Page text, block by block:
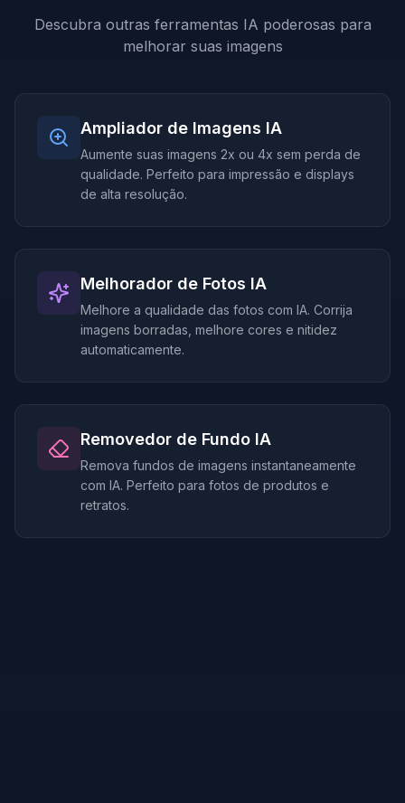
Descubra outras ferramentas IA poderosas para
melhorar suas imagens
Ampliador de Imagens IA
Aumente suas imagens 2x ou 4x sem perda de
qualidade. Perfeito para impressão e displays
de alta resolução.
Melhorador de Fotos IA
Melhore a qualidade das fotos com IA. Corrija
imagens borradas, melhore cores e nitidez
automaticamente.
Removedor de Fundo IA
Remova fundos de imagens instantaneamente
com IA. Perfeito para fotos de produtos e
retratos.